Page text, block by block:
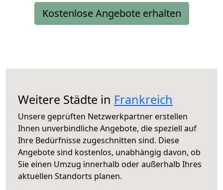
Kostenlose Angebote erhalten
Weitere Städte in Frankreich
Unsere geprüften Netzwerkpartner erstellen
Ihnen unverbindliche Angebote, die speziell auf
Ihre Bedürfnisse zugeschnitten sind. Diese
Angebote sind kostenlos, unabhängig davon, ob
Sie einen Umzug innerhalb oder außerhalb Ihres
aktuellen Standorts planen.